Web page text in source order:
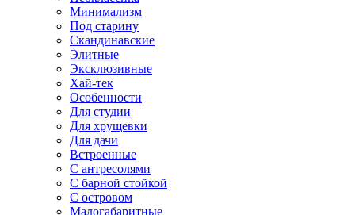
Минимализм
Под старину
Скандинавские
Элитные
Эксклюзивные
Хай-тек
Особенности
Для студии
Для хрущевки
Для дачи
Встроенные
С антресолями
С барной стойкой
С островом
Малогабаритные